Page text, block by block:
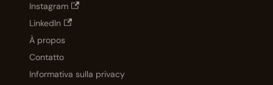
Instagram
LinkedIn
À propos
Contatto
Informativa sulla privacy